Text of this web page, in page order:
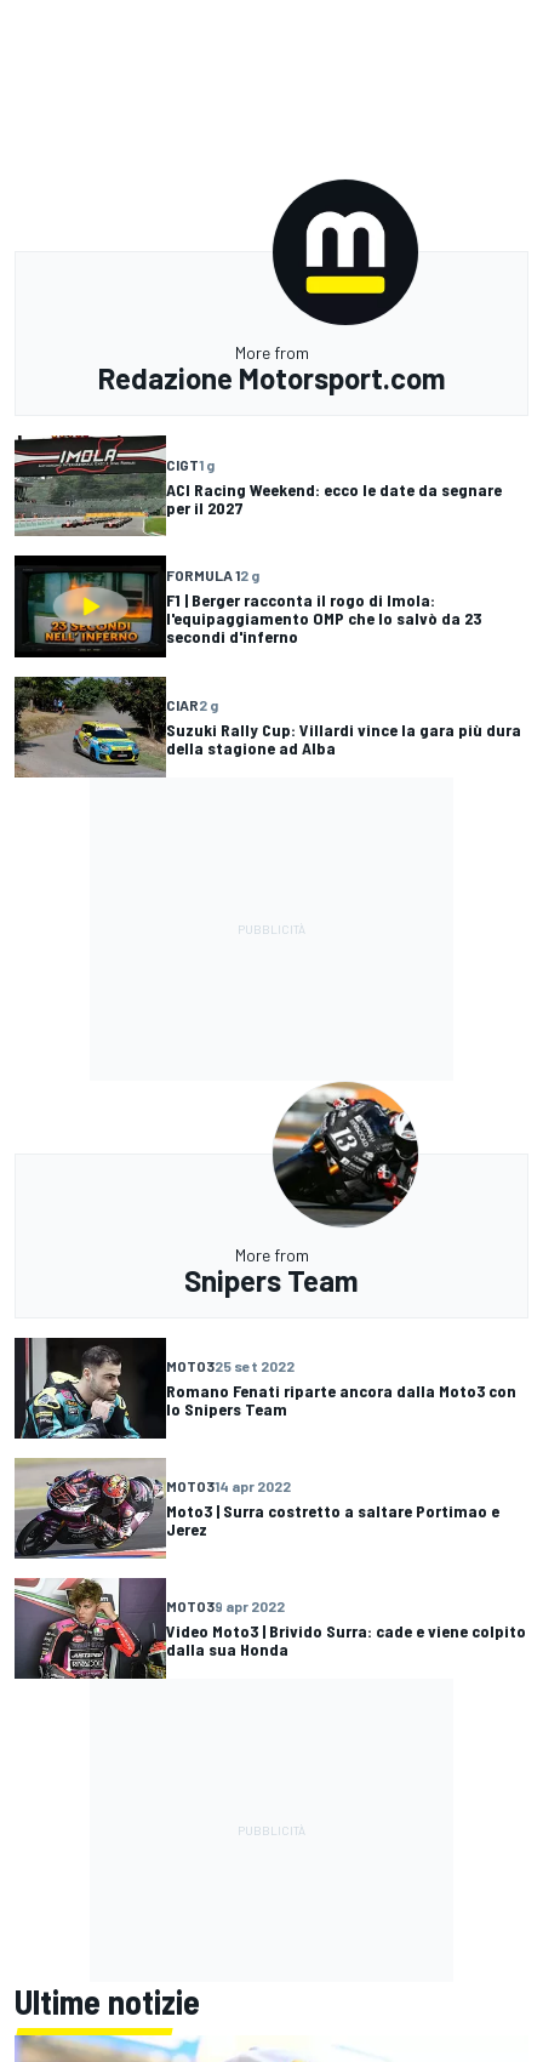
More from
Redazione Motorsport.com
CIGT1 g
ACI Racing Weekend: ecco le date da segnare
per il 2027
FORMULA 12 g
F1 | Berger racconta il rogo di Imola:
l'equipaggiamento OMP che lo salvò da 23
secondi d'inferno
CIAR2 g
Suzuki Rally Cup: Villardi vince la gara più dura
della stagione ad Alba
More from
Snipers Team
MOTO325 set 2022
Romano Fenati riparte ancora dalla Moto3 con
lo Snipers Team
MOTO314 apr 2022
Moto3 | Surra costretto a saltare Portimao e
Jerez
MOTO39 apr 2022
Video Moto3 | Brivido Surra: cade e viene colpito
dalla sua Honda
Ultime notizie